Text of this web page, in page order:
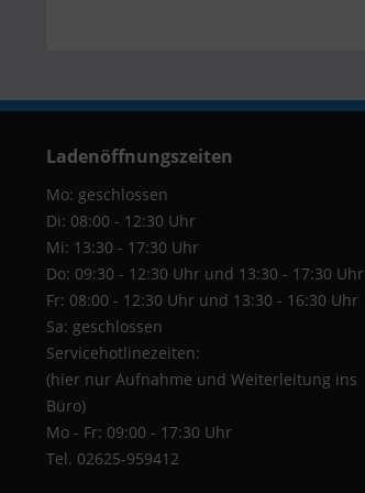
Ladenöffnungszeiten
Mo: geschlossen
Di: 08:00 - 12:30 Uhr
Mi: 13:30 - 17:30 Uhr
Do: 09:30 - 12:30 Uhr und 13:30 - 17:30 Uhr
Fr: 08:00 - 12:30 Uhr und 13:30 - 16:30 Uhr
Sa: geschlossen
Servicehotlinezeiten:
(hier nur Aufnahme und Weiterleitung ins
Büro)
Mo - Fr: 09:00 - 17:30 Uhr
Tel. 02625-959412